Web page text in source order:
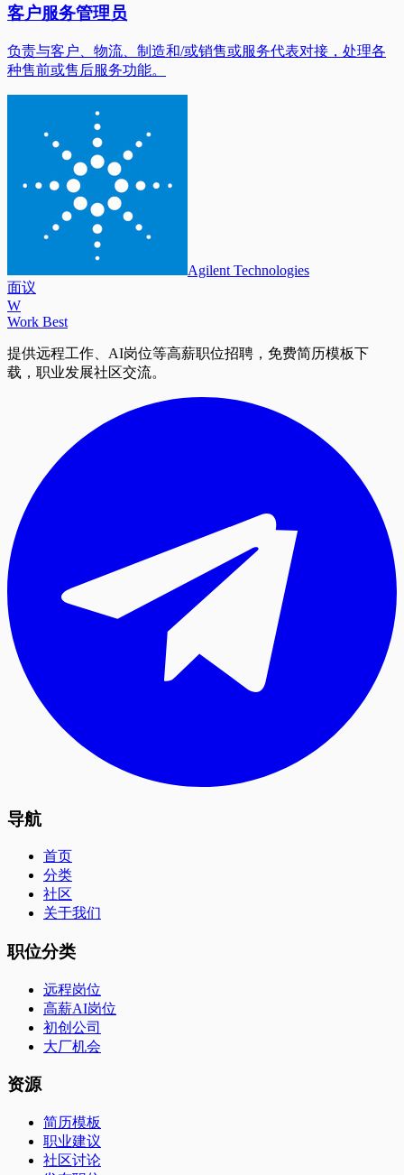
客户服务管理员
负责与客户、物流、制造和/或销售或服务代表对接，处理各
种售前或售后服务功能。
Agilent Technologies
面议
W
Work Best
提供远程工作、AI岗位等高薪职位招聘，免费简历模板下
载，职业发展社区交流。
导航
首页
分类
社区
关于我们
职位分类
远程岗位
高薪AI岗位
初创公司
大厂机会
资源
简历模板
职业建议
社区讨论